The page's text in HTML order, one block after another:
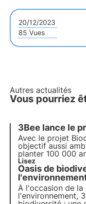
20/12/2023
85 Vues
Autres actualités
Vous pourriez
3Bee lance le
Avec le projet
objectif aussi
planter 100 000
nectar à
absorbant ainsi
an.
Lisez
Oasis de
À l'occasion de la
l'environnement,